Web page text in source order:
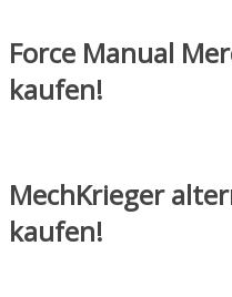
Force Manual
kaufen!
MechKrieger
kaufen!